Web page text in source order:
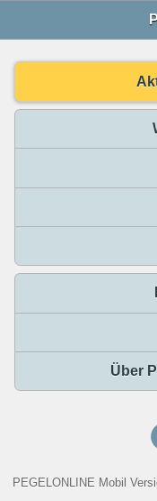
Über
PEGELONLINE Mobil